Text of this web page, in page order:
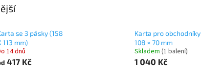
se 3 pásky (158
113 mm)
14 dnů
417 Kč
Karta pro obchodníky
108 × 70 mm
Skladem (1 balení)
1 040 Kč